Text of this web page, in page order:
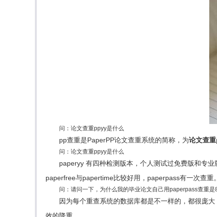
问：论文查重ppyy是什么
pp查重是PaperPP论文查重系统的简称，为论文查
问：论文查重ppyy是什么
paperyy 有四种检测版本，个人测试过免费版和专
paperfree与papertime比较好用，paperpass有一次查重
问：请问一下，为什么我的毕业论文自己用paperpass查重
因为每个重查系统的数据库都是不一样的，都很庞